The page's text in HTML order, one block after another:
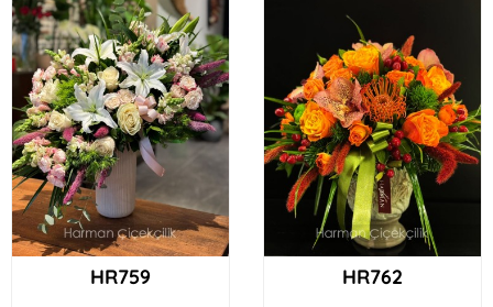
HR759 HR762